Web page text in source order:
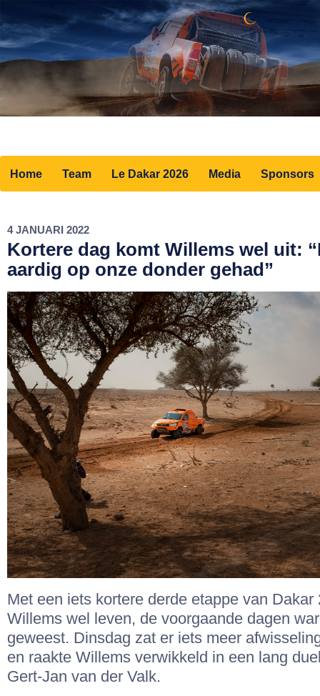
Home Team Le Dakar 2026 Media Sponsors
4 JANUARI 2022
Kortere dag komt Willems wel uit:
aardig op onze donder gehad”
Met een iets kortere derde etappe van Dakar
Willems wel leven, de voorgaande dagen
geweest. Dinsdag zat er iets meer
en raakte Willems verwikkeld in een lang
Gert-Jan van der Valk.